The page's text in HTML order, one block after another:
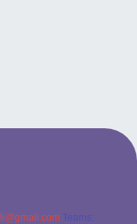
Teams: